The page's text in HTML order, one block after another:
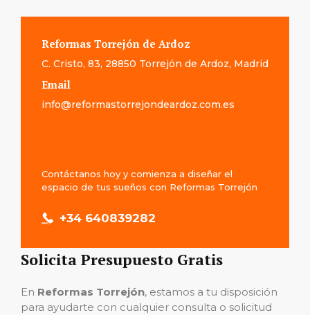
Reformas Torrejón de Ardoz
C. Cristo, 83, 28850 Torrejón de Ardoz, Madrid
Email
info@reformastorrejondeardoz.com.es
Contáctanos hoy y comienza a diseñar el
espacio de tus sueños con Reformas Torrejón
+34 640839282
Solicita Presupuesto Gratis
En Reformas Torrejón, estamos a tu disposición
para ayudarte con cualquier consulta o solicitud